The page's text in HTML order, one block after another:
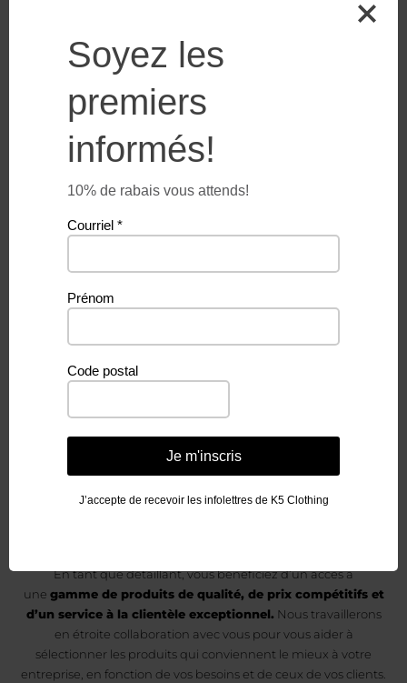
Vous aimeriez
devenir un
détaillant
de K5 Clothing &
Accessories?
En tant que détaillant, vous bénéficiez d’un accès à
une gamme de produits de qualité, de prix compétitifs et
d’un service à la clientèle exceptionnel. Nous travaillerons
en étroite collaboration avec vous pour vous aider à
sélectionner les produits qui conviennent le mieux à votre
entreprise, en fonction de vos besoins et de ceux de vos clients.
Soyez les
premiers
informés!
10% de rabais vous attends!
Courriel *
Prénom
Code postal
Je m'inscris
J’accepte de recevoir les infolettres de K5 Clothing